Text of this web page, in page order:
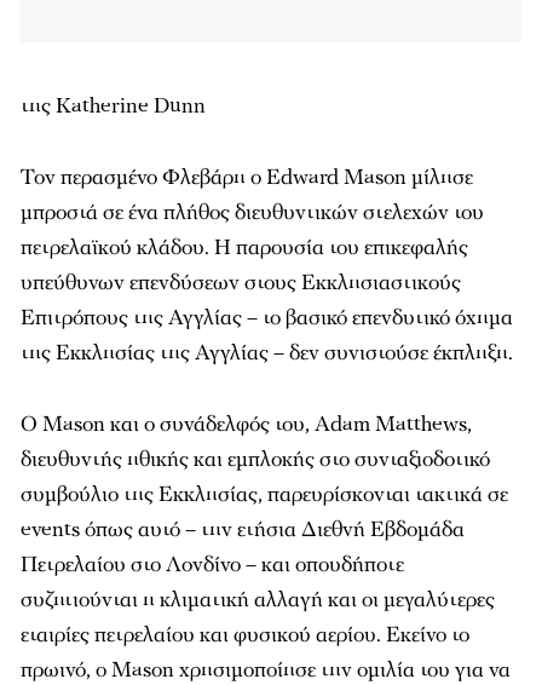
της Katherine Dunn
Τον περασμένο Φλεβάρη ο Edward Mason μίλησε
μπροστά σε ένα πλήθος διευθυντικών στελεχών του
πετρελαϊκού κλάδου. Η παρουσία του επικεφαλής
υπεύθυνων επενδύσεων στους Εκκλησιαστικούς
Επιτρόπους της Αγγλίας – το βασικό επενδυτικό όχημα
της Εκκλησίας της Αγγλίας – δεν συνιστούσε έκπληξη.
Ο Mason και ο συνάδελφός του, Adam Matthews,
διευθυντής ηθικής και εμπλοκής στο συνταξιοδοτικό
συμβούλιο της Εκκλησίας, παρευρίσκονται τακτικά σε
events όπως αυτό – την ετήσια Διεθνή Εβδομάδα
Πετρελαίου στο Λονδίνο – και οπουδήποτε
συζητιούνται η κλιματική αλλαγή και οι μεγαλύτερες
εταιρίες πετρελαίου και φυσικού αερίου. Εκείνο το
πρωινό, ο Mason χρησιμοποίησε την ομιλία του για να